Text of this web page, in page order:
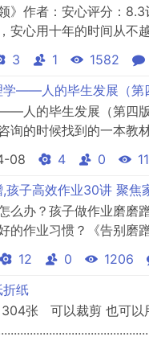
》作者：安心评分：
安心用十年的时间从不
精髓，并通过日常的故
推理，用彪悍温暖的方
子不被伤害，我们与孩子
3 1 1582
学——人的毕生发展（第
人的毕生发展（第四
询的时候找到的一本教
，清晰度文字部分比较
否有效，第一次分享资
08 4 0
孩子高效作业30讲 聚焦
么办？孩子做作业磨
的作业习惯？《告别磨
乎可以说是一部有关家
长得以理性、平和、有
争课程目录：家长的好
12 0 1206
折纸
304张 可以裁剪 也可